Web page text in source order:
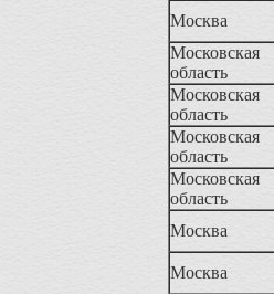
Москва
Московская
область
Московская
область
Московская
область
Московская
область
Москва
Москва